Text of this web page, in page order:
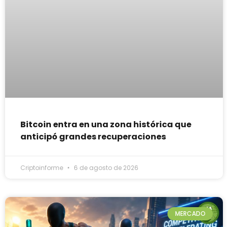
Bitcoin entra en una zona histórica que
anticipó grandes recuperaciones
Criptoinforme 6 de agosto de 2026
MERCADO